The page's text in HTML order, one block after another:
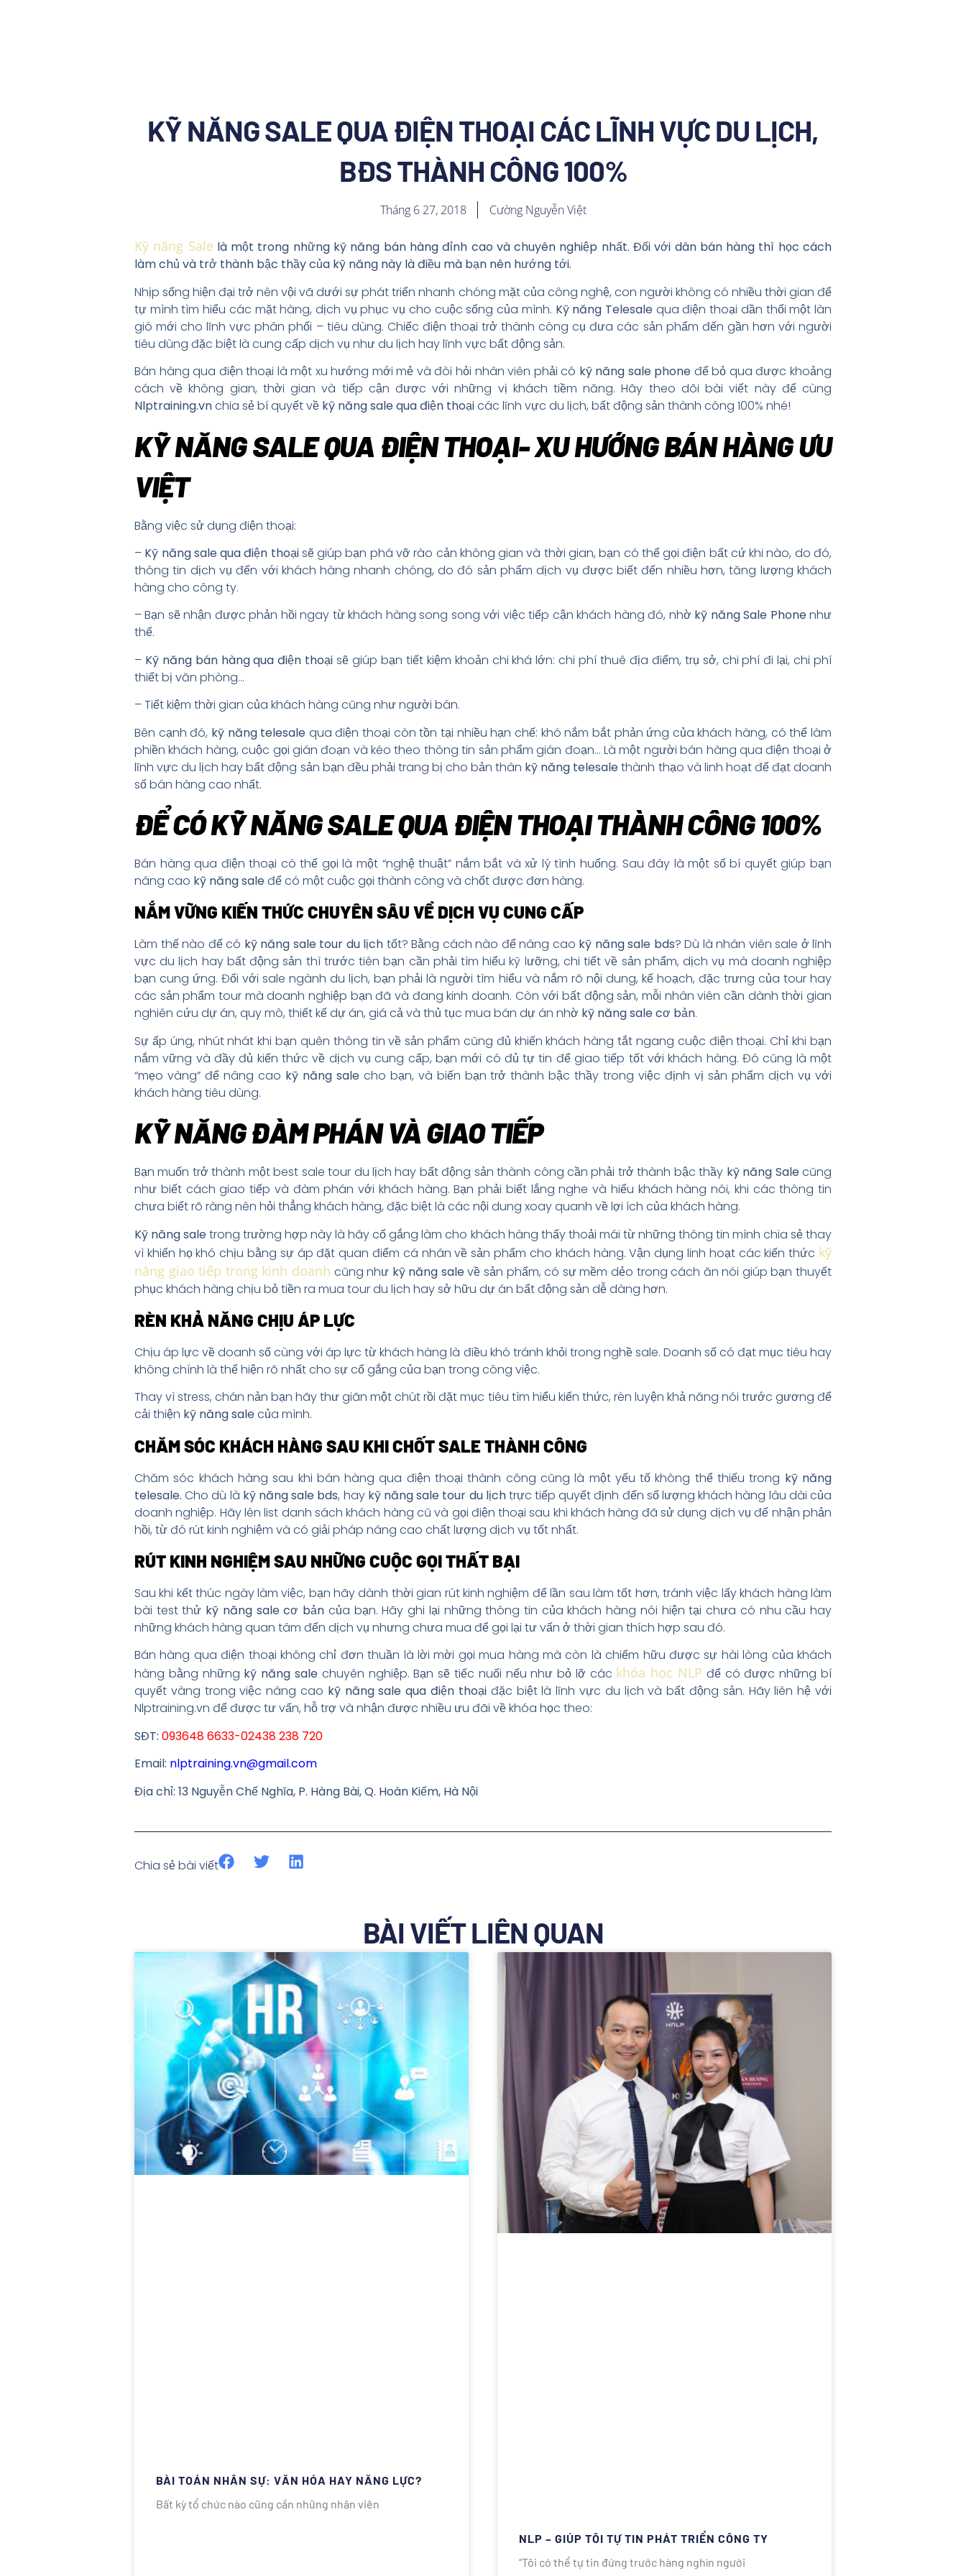
KỸ NĂNG SALE QUA ĐIỆN THOẠI CÁC LĨNH VỰC DU LỊCH,
BĐS THÀNH CÔNG 100%
Tháng 6 27, 2018 Cường Nguyễn Việt
Kỹ năng Sale là một trong những kỹ năng bán hàng đỉnh cao và chuyên nghiệp nhất. Đối với dân bán hàng thì học cách
làm chủ và trở thành bậc thầy của kỹ năng này là điều mà bạn nên hướng tới.
Nhịp sống hiện đại trở nên vội vã dưới sự phát triển nhanh chóng mặt của công nghệ, con người không có nhiều thời gian để
tự mình tìm hiểu các mặt hàng, dịch vụ phục vụ cho cuộc sống của mình. Kỹ năng Telesalequa điện thoại dần thổi một làn
gió mới cho lĩnh vực phân phối – tiêu dùng. Chiếc điện thoại trở thành công cụ đưa các sản phẩm đến gần hơn với người
tiêu dùng đặc biệt là cung cấp dịch vụ như du lịch hay lĩnh vực bất động sản.
Bán hàng qua điện thoại là một xu hướng mới mẻ và đòi hỏi nhân viên phải có kỹ năng sale phone để bỏ qua được khoảng
cách về không gian, thời gian và tiếp cận được với những vị khách tiềm năng. Hãy theo dõi bài viết này để cùng
Nlptraining.vnchia sẻ bí quyết về kỹ năngsale qua điện thoạicác lĩnh vực du lịch, bất động sản thành công 100% nhé!
KỸ NĂNG SALE QUA ĐIỆN THOẠI- XU HƯỚNG BÁN HÀNG ƯU
VIỆT
Bằng việc sử dụng điện thoại:
– Kỹ năng sale qua điện thoạisẽ giúp bạn phá vỡ rào cản không gian và thời gian, bạn có thể gọi điện bất cứ khi nào, do đó,
thông tin dịch vụ đến với khách hàng nhanh chóng, do đó sản phẩm dịch vụ được biết đến nhiều hơn, tăng lượng khách
hàng cho công ty.
– Bạn sẽ nhận được phản hồi ngay từ khách hàng song song với việc tiếp cận khách hàng đó, nhờ kỹ năng Sale Phonenhư
thế.
– Kỹ năng bán hàng qua điện thoại sẽ giúp bạn tiết kiệm khoản chi khá lớn: chi phí thuê địa điểm, trụ sở, chi phí đi lại, chi phí
thiết bị văn phòng…
– Tiết kiệm thời gian của khách hàng cũng như người bán.
Bên cạnh đó, kỹ năng telesale qua điện thoại còn tồn tại nhiều hạn chế: khó nắm bắt phản ứng của khách hàng, có thể làm
phiền khách hàng, cuộc gọi gián đoạn và kéo theo thông tin sản phẩm gián đoạn… Là một người bán hàng qua điện thoại ở
lĩnh vực du lịch hay bất động sản bạn đều phải trang bị cho bản thân kỹ năng telesalethành thạo và linh hoạt để đạt doanh
số bán hàng cao nhất.
ĐỂ CÓ KỸ NĂNG SALE QUA ĐIỆN THOẠI THÀNH CÔNG 100%
Bán hàng qua điện thoại có thể gọi là một “nghệ thuật” nắm bắt và xử lý tình huống. Sau đây là một số bí quyết giúp bạn
nâng cao kỹ năng saleđể có một cuộc gọi thành công và chốt được đơn hàng.
NẮM VỮNG KIẾN THỨC CHUYÊN SÂU VỀ DỊCH VỤ CUNG CẤP
Làm thế nào để có kỹ năng sale tour du lịch tốt? Bằng cách nào để nâng cao kỹ năng sale bds? Dù là nhân viên sale ở lĩnh
vực du lịch hay bất động sản thì trước tiên bạn cần phải tìm hiểu kỹ lưỡng, chi tiết về sản phẩm, dịch vụ mà doanh nghiệp
bạn cung ứng. Đối với sale ngành du lịch, bạn phải là người tìm hiểu và nắm rõ nội dung, kế hoạch, đặc trưng của tour hay
các sản phẩm tour mà doanh nghiệp bạn đã và đang kinh doanh. Còn với bất động sản, mỗi nhân viên cần dành thời gian
nghiên cứu dự án, quy mô, thiết kế dự án, giá cả và thủ tục mua bán dự án nhờ kỹ năng sale cơ bản.
Sự ấp úng, nhút nhát khi bạn quên thông tin về sản phẩm cũng đủ khiến khách hàng tắt ngang cuộc điện thoại. Chỉ khi bạn
nắm vững và đầy đủ kiến thức về dịch vụ cung cấp, bạn mới có đủ tự tin để giao tiếp tốt với khách hàng. Đó cũng là một
“mẹo vàng” để nâng cao kỹ năng salecho bạn, và biến bạn trở thành bậc thầy trong việc định vị sản phẩm dịch vụ với
khách hàng tiêu dùng.
KỸ NĂNG ĐÀM PHÁN VÀ GIAO TIẾP
Bạn muốn trở thành một best sale tour du lịch hay bất động sản thành công cần phải trở thành bậc thầy kỹ năng Salecũng
như biết cách giao tiếp và đàm phán với khách hàng. Bạn phải biết lắng nghe và hiểu khách hàng nói, khi các thông tin
chưa biết rõ ràng nên hỏi thẳng khách hàng, đặc biệt là các nội dung xoay quanh về lợi ích của khách hàng.
Kỹ năng saletrong trường hợp này là hãy cố gắng làm cho khách hàng thấy thoải mái từ những thông tin mình chia sẻ thay
vì khiến họ khó chịu bằng sự áp đặt quan điểm cá nhân về sản phẩm cho khách hàng. Vận dụng linh hoạt các kiến thức kỹ
năng giao tiếp trong kinh doanh cũng như kỹ năng salevề sản phẩm, có sự mềm dẻo trong cách ăn nói giúp bạn thuyết
phục khách hàng chịu bỏ tiền ra mua tour du lịch hay sở hữu dự án bất động sản dễ dàng hơn.
RÈN KHẢ NĂNG CHỊU ÁP LỰC
Chịu áp lực về doanh số cùng với áp lực từ khách hàng là điều khó tránh khỏi trong nghề sale. Doanh số có đạt mục tiêu hay
không chính là thể hiện rõ nhất cho sự cố gắng của bạn trong công việc.
Thay vì stress, chán nản bạn hãy thư giãn một chút rồi đặt mục tiêu tìm hiểu kiến thức, rèn luyện khả năng nói trước gương để
cải thiện kỹ năng salecủa mình.
CHĂM SÓC KHÁCH HÀNG SAU KHI CHỐT SALE THÀNH CÔNG
Chăm sóc khách hàng sau khi bán hàng qua điện thoại thành công cũng là một yếu tố không thể thiếu trong kỹ năng
telesale.Cho dù là kỹ năng sale bds, hay kỹ năng sale tour du lịchtrực tiếp quyết định đến số lượng khách hàng lâu dài của
doanh nghiệp. Hãy lên list danh sách khách hàng cũ và gọi điện thoại sau khi khách hàng đã sử dụng dịch vụ để nhận phản
hồi, từ đó rút kinh nghiệm và có giải pháp nâng cao chất lượng dịch vụ tốt nhất.
RÚT KINH NGHIỆM SAU NHỮNG CUỘC GỌI THẤT BẠI
Sau khi kết thúc ngày làm việc, bạn hãy dành thời gian rút kinh nghiệm để lần sau làm tốt hơn, tránh việc lấy khách hàng làm
bài test thử kỹ năng sale cơ bản của bạn. Hãy ghi lại những thông tin của khách hàng nói hiện tại chưa có nhu cầu hay
những khách hàng quan tâm đến dịch vụ nhưng chưa mua để gọi lại tư vấn ở thời gian thích hợp sau đó.
Bán hàng qua điện thoại không chỉ đơn thuần là lời mời gọi mua hàng mà còn là chiếm hữu được sự hài lòng của khách
hàng bằng những kỹ năng salechuyên nghiệp. Bạn sẽ tiếc nuối nếu như bỏ lỡ các khóa học NLP để có được những bí
quyết vàng trong việc nâng cao kỹ năng sale qua điện thoại đặc biệt là lĩnh vực du lịch và bất động sản. Hãy liên hệ với
Nlptraining.vn để được tư vấn, hỗ trợ và nhận được nhiều ưu đãi về khóa học theo:
SĐT: 093648 6633-02438 238 720
Email: nlptraining.vn@gmail.com
Địa chỉ: 13 Nguyễn Chế Nghĩa, P. Hàng Bài, Q. Hoàn Kiếm, Hà Nội
Chia sẻ bài viết
BÀI VIẾT LIÊN QUAN
BÀI TOÁN NHÂN SỰ: VĂN HÓA HAY NĂNG LỰC?
Bất kỳ tổ chức nào cũng cần những nhân viên
NLP – GIÚP TÔI TỰ TIN PHÁT TRIỂN CÔNG TY
“Tôi có thể tự tin đứng trước hàng nghìn người